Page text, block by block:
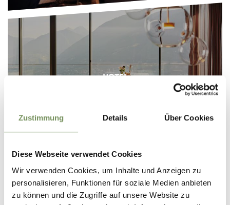
Zustimmung Details Über Cookies
Diese Webseite verwendet Cookies
Wir verwenden Cookies, um Inhalte und Anzeigen zu
personalisieren, Funktionen für soziale Medien anbieten
zu können und die Zugriffe auf unsere Website zu
HOTEL